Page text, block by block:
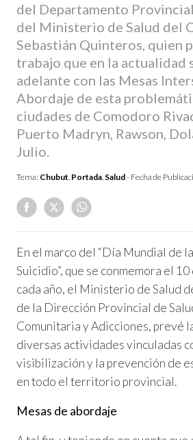
del Departamento
del Ministerio de Salud del
Sebastián Quinteros, quien
trabajo que en la actualidad
adelante con las Mesas
Abordaje de esta
ciudades de Comodoro
Puerto Madryn, Rawson,
Julio.
Tema: Chubut, Portada, Salud- Fecha de
En el marco del “Día Mundial de
Suicidio”, que se conmemora el
cada año, el Ministerio de Salud
de la Dirección Provincial de
Comunitaria y Adicciones, prevé
diversas actividades vinculadas
visibilización y la prevención de
en todo el territorio provincial.
Mesas de abordaje